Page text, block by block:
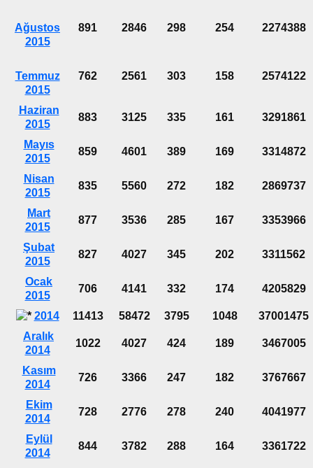
Ağustos
2015
891 2846 298 254 2274388
Temmuz
2015
762 2561 303 158 2574122
Haziran
2015
883 3125 335 161 3291861
Mayıs
2015
859 4601 389 169 3314872
Nisan
2015
835 5560 272 182 2869737
Mart
2015
877 3536 285 167 3353966
Şubat
2015
827 4027 345 202 3311562
Ocak
2015
706 4141 332 174 4205829
2014 11413 58472 3795 1048
37001475
Aralık
2014
1022 4027 424 189 3467005
Kasım
2014
726 3366 247 182 3767667
Ekim
2014
728 2776 278 240 4041977
Eylül
2014
844 3782 288 164 3361722